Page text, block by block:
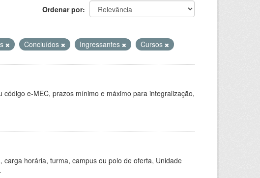
Ordenar por
Concluídos Ingressantes Cursos
e-MEC, prazos mínimo e máximo para integralização,
horária, turma, campus ou polo de oferta, Unidade